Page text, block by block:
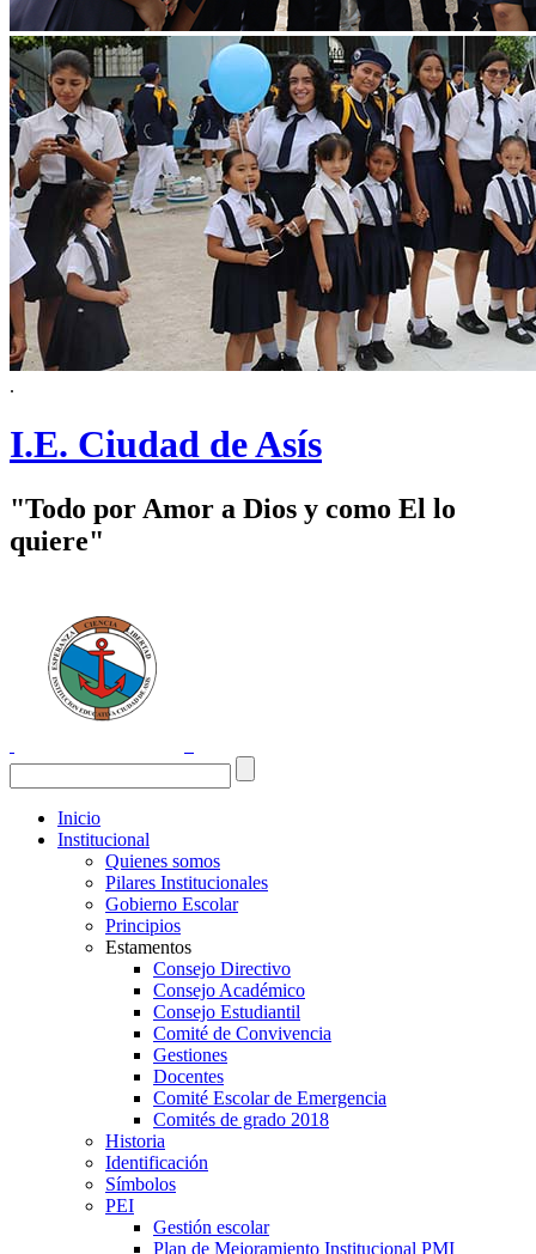
.
I.E. Ciudad de Asís
"Todo por Amor a Dios y como El lo
quiere"
Inicio
Institucional
Quienes somos
Pilares Institucionales
Gobierno Escolar
Principios
Estamentos
Consejo Directivo
Consejo Académico
Consejo Estudiantil
Comité de Convivencia
Gestiones
Docentes
Comité Escolar de Emergencia
Comités de grado 2018
Historia
Identificación
Símbolos
PEI
Gestión escolar
Plan de Mejoramiento Institucional PMI